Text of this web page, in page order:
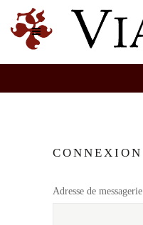
CONNEXION
Adresse de messagerie